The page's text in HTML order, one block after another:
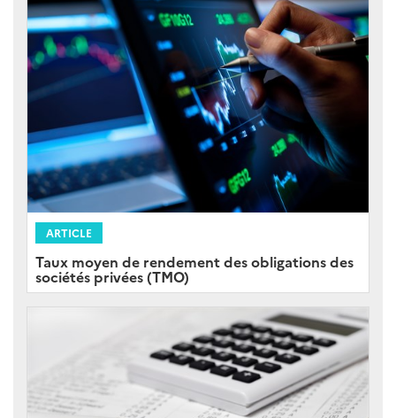
ARTICLE
Taux moyen de rendement des obligations des
sociétés privées (TMO)